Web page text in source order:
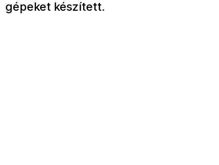
gépeket készített.